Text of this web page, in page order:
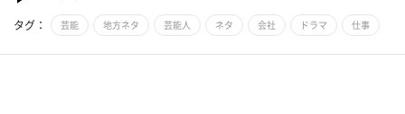
タグ： 芸能 地方ネタ 芸能人 ネタ 会社 ドラマ 仕事